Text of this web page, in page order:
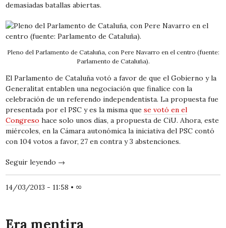
demasiadas batallas abiertas.
Pleno del Parlamento de Cataluña, con Pere Navarro en el centro (fuente:
Parlamento de Cataluña).
El Parlamento de Cataluña votó a favor de que el Gobierno y la
Generalitat entablen una negociación que finalice con la
celebración de un referendo independentista. La propuesta fue
presentada por el PSC y es la misma quese votó en el
Congreso hace solo unos días, a propuesta de CiU. Ahora, este
miércoles, en la Cámara autonómica la iniciativa del PSC contó
con 104 votos a favor, 27 en contra y 3 abstenciones.
Seguir leyendo →
14/03/2013 - 11:58 • ∞
Era mentira